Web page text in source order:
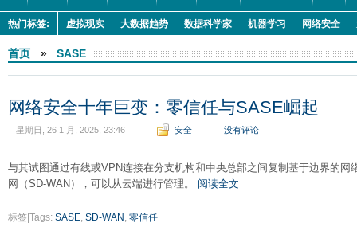
热门标签: 虚拟现实 大数据趋势 数据科学家 机器学习 网络安全
首页 » SASE
网络安全十年巨变：零信任与SASE崛起
星期日, 26 1 月, 2025, 23:46 安全 没有评论
与其试图通过有线或VPN连接在分支机构和中央总部之间复制基于边界的
网（SD-WAN），可以从云端进行管理。 阅读全文
标签|Tags: SASE, SD-WAN , 零信任